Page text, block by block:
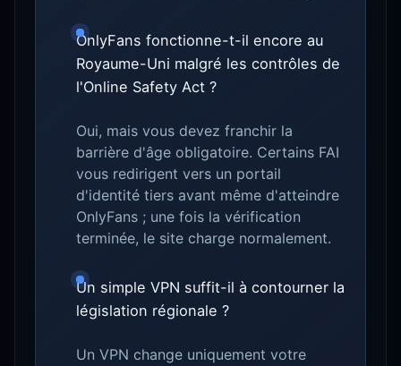
OnlyFans fonctionne-t-il encore au
Royaume-Uni malgré les contrôles de
l'Online Safety Act ?
Oui, mais vous devez franchir la
barrière d'âge obligatoire. Certains FAI
vous redirigent vers un portail
d'identité tiers avant même d'atteindre
OnlyFans ; une fois la vérification
terminée, le site charge normalement.
Un simple VPN suffit-il à contourner la
législation régionale ?
Un VPN change uniquement votre